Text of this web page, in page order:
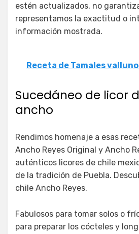
estén actualizados, no
representamos la exactitud o
información mostrada.
Receta de Tamales
Sucedáneo de licor
ancho
Rendimos homenaje a esas
Ancho Reyes Original y Ancho
auténticos licores de chile
de la tradición de Puebla.
chile Ancho Reyes.
Fabulosos para tomar solos o
para preparar los cócteles y